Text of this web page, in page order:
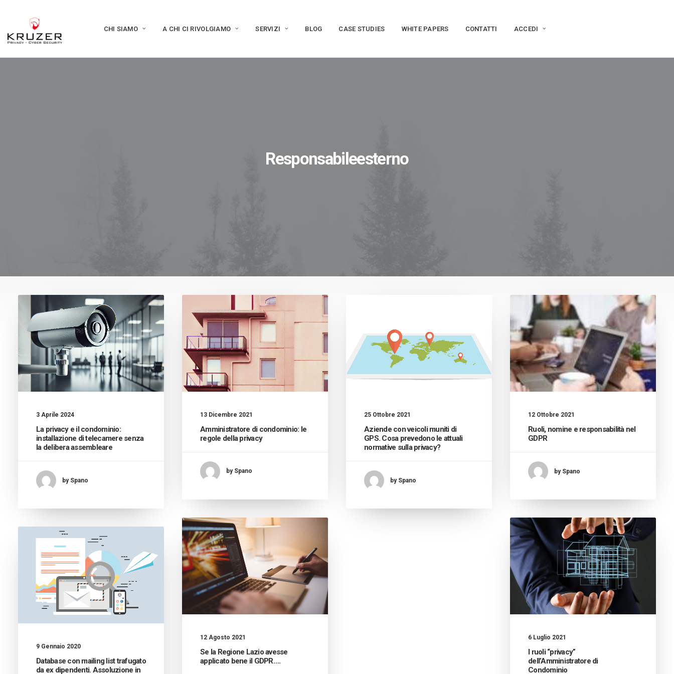
CHI SIAMO A CHI CI RIVOLGIAMO SERVIZI BLOG CASE STUDIES WHITE PAPERS CONTATTI ACCEDI
Responsabileesterno
3 Aprile 2024
La privacy e il condominio:
installazione di telecamere senza
la delibera assembleare
by Spano
13 Dicembre 2021
Amministratore di condominio: le
regole della privacy
by Spano
25 Ottobre 2021
Aziende con veicoli muniti di
GPS. Cosa prevedono le attuali
normative sulla privacy?
by Spano
12 Ottobre 2021
Ruoli, nomine e responsabilità nel
GDPR
by Spano
12 Agosto 2021
Se la Regione Lazio avesse
applicato bene il GDPR….
6 Luglio 2021
I ruoli “privacy”
dell’Amministratore di
Condominio
9 Gennaio 2020
Database con mailing list trafugato
da ex dipendenti. Assoluzione in